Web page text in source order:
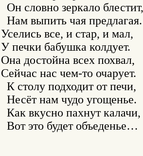
  Он словно зеркало блестит,
  Нам выпить чая предлагая.
Уселись все, и стар, и мал,
У печки бабушка колдует.
Она достойна всех похвал,
Сейчас нас чем-то очарует.
  К столу подходит от печи,
  Несёт нам чудо угощенье.
  Как вкусно пахнут калачи,
  Вот это будет объеденье…